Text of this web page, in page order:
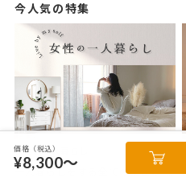
今人気の特集
女性の一人暮らし
一人暮らしをする全ての女性の“欲しかったカーテン”がここにある。 「私の部屋に合うカーテンがほしい。」 そんなあなたに私の理想のお部屋をテーマ別にご紹介。
価格（税込）
¥8,300～